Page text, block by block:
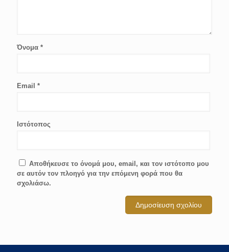
Όνομα *
Email *
Ιστότοπος
Αποθήκευσε το όνομά μου, email, και τον ιστότοπο μου
σε αυτόν τον πλοηγό για την επόμενη φορά που θα
σχολιάσω.